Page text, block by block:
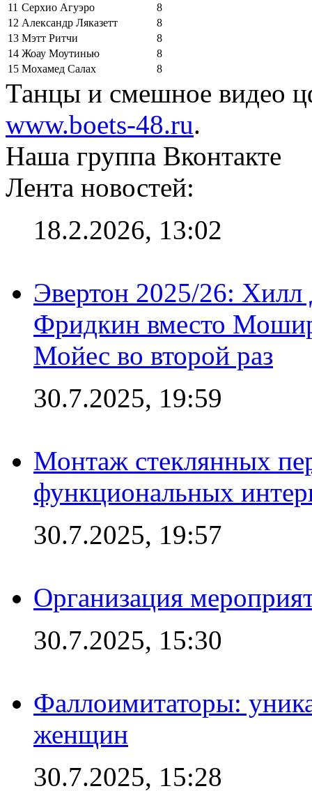
11 Серхио Агуэро
8
12 Александр Ляказетт
8
13 Мэтт Ритчи
8
14 Жоау Моутинью
8
15 Мохамед Салах 8
Танцы и смешное видео
www.boets-48.ru.
Наша группа Вконтакте
Лента новостей:
18.2.2026, 13:02
Эвертон 2025/26:
Фридкин вместо
Мойес во второй раз
30.7.2025, 19:59
Монтаж стеклянных
функциональных
30.7.2025, 19:57
Организация
30.7.2025, 15:30
Фаллоимитаторы:
женщин
30.7.2025, 15:28